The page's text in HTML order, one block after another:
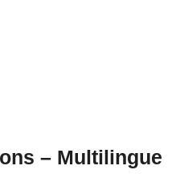
– Multilingue